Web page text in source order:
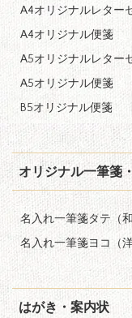
A4オリジナルレター
A4オリジナル便箋
A5オリジナルレター
A5オリジナル便箋
B5オリジナル便箋
オリジナル一筆箋
名入れ一筆箋タテ（和
名入れ一筆箋ヨコ（洋
はがき・案内状